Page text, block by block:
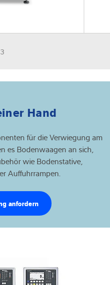
Hand
für die Verwiegung am
es Bodenwaagen an sich,
wie Bodenstative,
Auffuhrrampen.
anfordern